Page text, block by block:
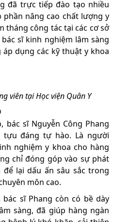
đã trực tiếp đào tạo nhiều
nâng cao chất lượng y
tháng công tác tại các cơ sở
sĩ kinh nghiệm lâm sàng
dụng các kỹ thuật y khoa
viên tại Học viện Quân Y
sĩ Nguyễn Công Phang
đáng tự hào. Là người
nghiệm y khoa cho hàng
chỉ đóng góp vào sự phát
lại dấu ấn sâu sắc trong
môn cao.
sĩ Phang còn có bề dày
sàng, đã giúp hàng ngàn